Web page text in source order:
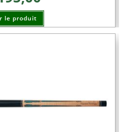
le produit